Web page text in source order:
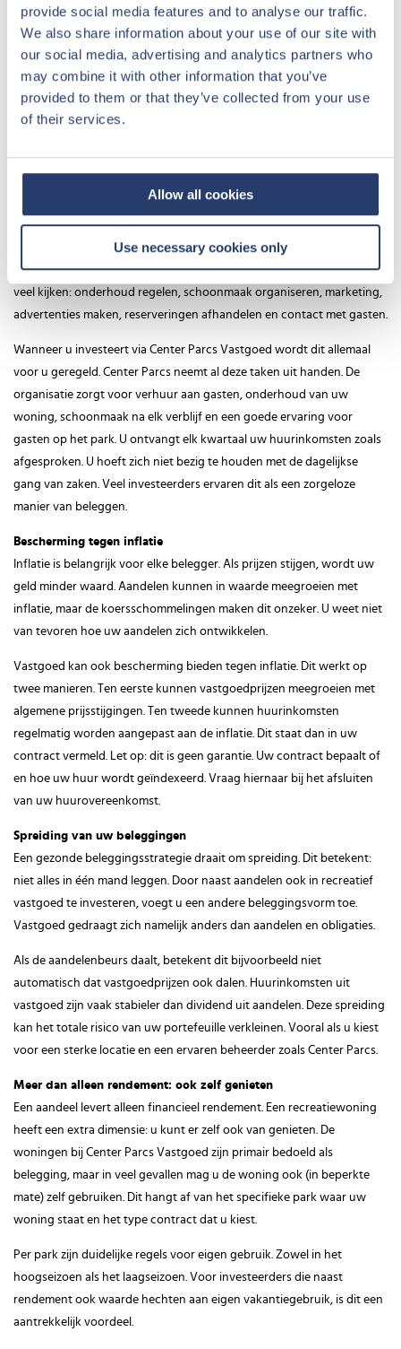
provide social media features and to analyse our traffic.
We also share information about your use of our site with
our social media, advertising and analytics partners who
may combine it with other information that you’ve
provided to them or that they’ve collected from your use
of their services.
Allow all cookies
Use necessary cookies only
Een recreatief vastgoed investering is voor veel mensen makkelijker te
begrijpen. U weet wat u koopt: een concrete woning op een bestaand
park. U weet welk rendement u kunt verwachten. U weet welke partij
zorgt voor verhuur en beheer. En u weet wat uw verplichtingen zijn,
want die staan in het contract.
laagdrempelig, ook als u geen vastgoedervaring heeft.
Volledig ontzorgd door Center Parcs
Veel investeerders vinden vastgoed interessant, maar ze hebben geen
tijd of zin in dagelijks beheer. Bij recreatief vastgoed komt normaal
veel kijken: onderhoud regelen, schoonmaak organiseren, marketing,
advertenties maken, reserveringen afhandelen en contact met gasten.
Wanneer u investeert via Center Parcs Vastgoed wordt dit allemaal
voor u geregeld. Center Parcs neemt al deze taken uit handen. De
organisatie zorgt voor verhuur aan gasten, onderhoud van uw
woning, schoonmaak na elk verblijf en een goede ervaring voor
gasten op het park. U ontvangt elk kwartaal uw huurinkomsten zoals
afgesproken. U hoeft zich niet bezig te houden met de dagelijkse
gang van zaken. Veel investeerders ervaren dit als een zorgeloze
manier van beleggen.
Bescherming tegen inflatie
Inflatie is belangrijk voor elke belegger. Als prijzen stijgen, wordt uw
geld minder waard. Aandelen kunnen in waarde meegroeien met
inflatie, maar de koersschommelingen maken dit onzeker. U weet niet
van tevoren hoe uw aandelen zich ontwikkelen.
Vastgoed kan ook bescherming bieden tegen inflatie. Dit werkt op
twee manieren. Ten eerste kunnen vastgoedprijzen meegroeien met
algemene prijsstijgingen. Ten tweede kunnen huurinkomsten
regelmatig worden aangepast aan de inflatie. Dit staat dan in uw
contract vermeld. Let op: dit is geen garantie. Uw contract bepaalt of
en hoe uw huur wordt geïndexeerd. Vraag hiernaar bij het afsluiten
van uw huurovereenkomst.
Spreiding van uw beleggingen
Een gezonde beleggingsstrategie draait om spreiding. Dit betekent:
niet alles in één mand leggen. Door naast aandelen ook in recreatief
vastgoed te investeren, voegt u een andere beleggingsvorm toe.
Vastgoed gedraagt zich namelijk anders dan aandelen en obligaties.
Als de aandelenbeurs daalt, betekent dit bijvoorbeeld niet
automatisch dat vastgoedprijzen ook dalen. Huurinkomsten uit
vastgoed zijn vaak stabieler dan dividend uit aandelen. Deze spreiding
kan het totale risico van uw portefeuille verkleinen. Vooral als u kiest
voor een sterke locatie en een ervaren beheerder zoals Center Parcs.
Meer dan alleen rendement: ook zelf genieten
Een aandeel levert alleen financieel rendement. Een recreatiewoning
heeft een extra dimensie: u kunt er zelf ook van genieten. De
woningen bij Center Parcs Vastgoed zijn primair bedoeld als
belegging, maar in veel gevallen mag u de woning ook (in beperkte
mate) zelf gebruiken. Dit hangt af van het specifieke park waar uw
woning staat en het type contract dat u kiest.
Per park zijn duidelijke regels voor eigen gebruik. Zowel in het
hoogseizoen als het laagseizoen. Voor investeerders die naast
rendement ook waarde hechten aan eigen vakantiegebruik, is dit een
aantrekkelijk voordeel.